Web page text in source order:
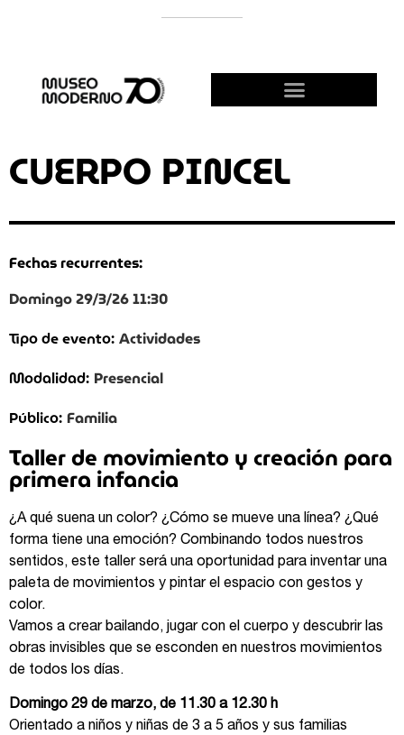
CUERPO PINCEL
Fechas recurrentes:
Domingo 29/3/26 11:30
Tipo de evento: Actividades
Modalidad: Presencial
Público: Familia
Taller de movimiento y creación para
primera infancia
¿A qué suena un color? ¿Cómo se mueve una línea? ¿Qué
forma tiene una emoción? Combinando todos nuestros
sentidos, este taller será una oportunidad para inventar una
paleta de movimientos y pintar el espacio con gestos y
color.
Vamos a crear bailando, jugar con el cuerpo y descubrir las
obras invisibles que se esconden en nuestros movimientos
de todos los días.
Domingo 29 de marzo, de 11.30 a 12.30 h
Orientado a niños y niñas de 3 a 5 años y sus familias